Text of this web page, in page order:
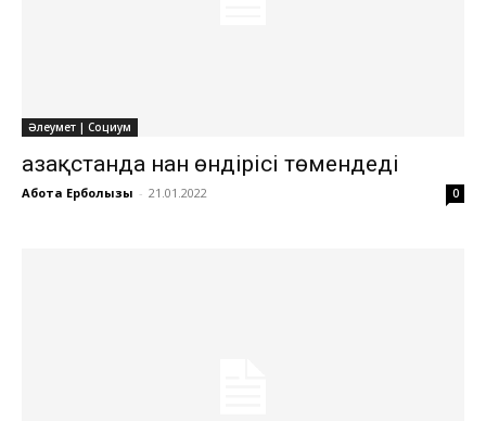
Әлеумет | Социум
Қазақстанда нан өндірісі төмендеді
Ақбота Ерболқызы - 21.01.2022 0